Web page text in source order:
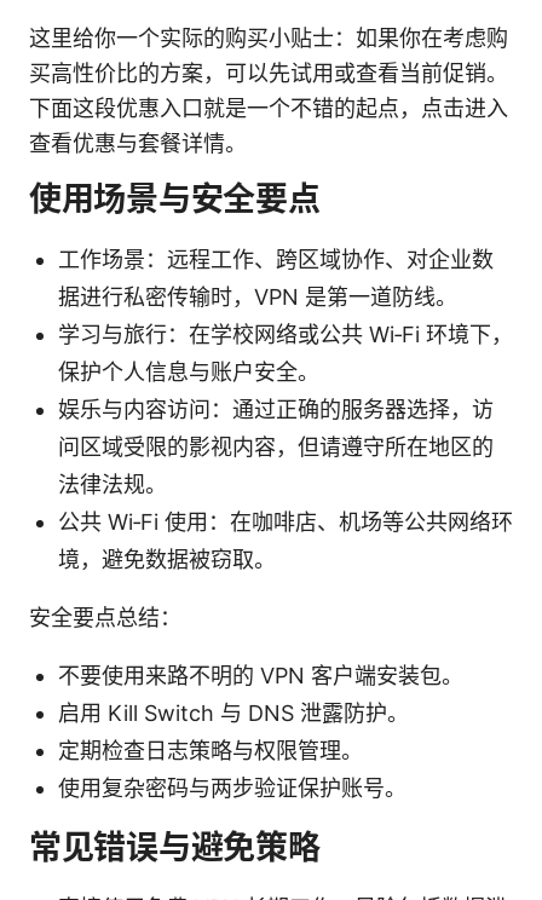
这里给你一个实际的购买小贴士：如果你在考虑购
买高性价比的方案，可以先试用或查看当前促销。
下面这段优惠入口就是一个不错的起点，点击进入
查看优惠与套餐详情。
使用场景与安全要点
工作场景：远程工作、跨区域协作、对企业数
据进行私密传输时，VPN 是第一道防线。
学习与旅行：在学校网络或公共 Wi‑Fi 环境下，
保护个人信息与账户安全。
娱乐与内容访问：通过正确的服务器选择，访
问区域受限的影视内容，但请遵守所在地区的
法律法规。
公共 Wi‑Fi 使用：在咖啡店、机场等公共网络环
境，避免数据被窃取。
安全要点总结：
不要使用来路不明的 VPN 客户端安装包。
启用 Kill Switch 与 DNS 泄露防护。
定期检查日志策略与权限管理。
使用复杂密码与两步验证保护账号。
常见错误与避免策略